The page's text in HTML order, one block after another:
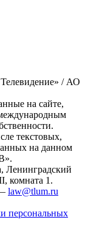
/ АО
на сайте,
текстовых,
на данном
Ленинградский
комната 1.
law@tlum.ru
персональных